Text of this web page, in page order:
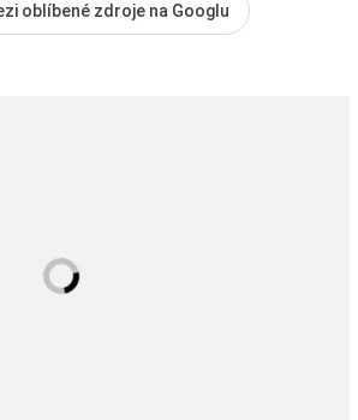
oblíbené zdroje na Googlu